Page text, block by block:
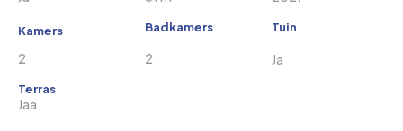
Kamers
2
Badkamers
2
Tuin
Ja
Terras
Jaa